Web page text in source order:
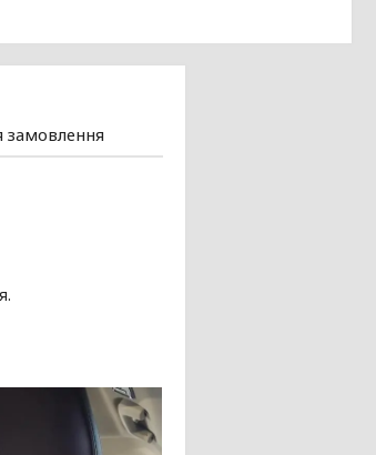
замовлення